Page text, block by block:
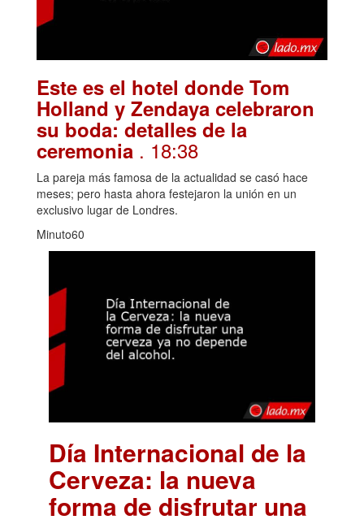
Este es el hotel donde Tom
Holland y Zendaya celebraron
su boda: detalles de la
ceremonia . 18:38
La pareja más famosa de la actualidad se casó hace
meses; pero hasta ahora festejaron la unión en un
exclusivo lugar de Londres.
Minuto60
Día Internacional de la
Cerveza: la nueva
forma de disfrutar una